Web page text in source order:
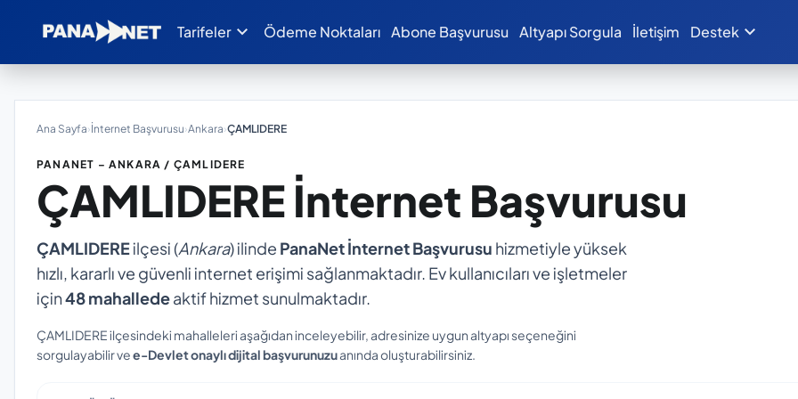
Tarifeler expand_more Ödeme Noktaları Abone Başvurusu Altyapı Sorgula İletişim Destek expand_more
Ana Sayfa›İnternet Başvurusu›Ankara›ÇAMLIDERE
PANANET – ANKARA / ÇAMLIDERE
ÇAMLIDEREİnternet Başvurusu
ÇAMLIDEREilçesi (Ankara) ilinde PanaNet İnternet Başvurusu hizmetiyle yüksek
hızlı, kararlı ve güvenli internet erişimi sağlanmaktadır. Ev kullanıcıları ve işletmeler
için48 mahalledeaktif hizmet sunulmaktadır.
ÇAMLIDERE ilçesindeki mahalleleri aşağıdan inceleyebilir, adresinize uygun altyapı seçeneğini
sorgulayabilir vee-Devlet onaylı dijital başvurunuzuanında oluşturabilirsiniz.